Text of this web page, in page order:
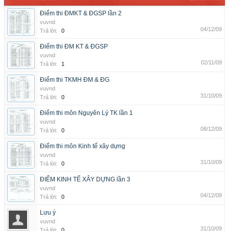
Điểm thi ĐMKT & ĐGSP lần 2
vuvnd
Trả lời:
0 04/12/09
Điểm thi ĐM KT & ĐGSP
vuvnd
Trả lời:
1 02/11/09
Điểm thi TKMH ĐM & ĐG
vuvnd
Trả lời:
0 31/10/09
Điểm thi môn Nguyên Lý TK lần 1
vuvnd
Trả lời:
0 08/12/09
Điểm thi môn Kinh tế xây dựng
vuvnd
Trả lời:
0 31/10/09
ĐIỂM KINH TẾ XÂY DỰNG lần 3
vuvnd
Trả lời:
0 04/12/09
Lưu ý
vuvnd
31/10/09